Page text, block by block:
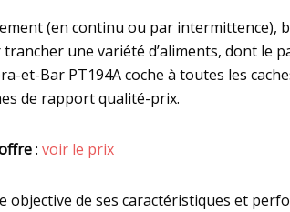
(en continu ou par intermittence),
une variété d’aliments, dont le
et-Bar PT194A coche à toutes les
de rapport qualité-prix.
: voir le prix
objective de ses caractéristiques et